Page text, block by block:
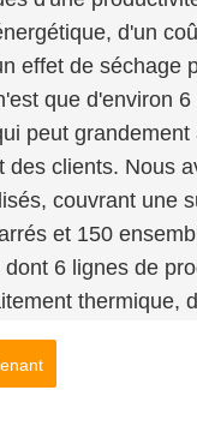
d'un
effet de séchage
que d'environ 6
peut grandement
des clients. Nous
couvrant une
et 150
6 lignes de
thermique,
soudage,